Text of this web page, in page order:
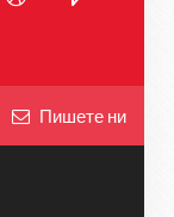
Пишете ни